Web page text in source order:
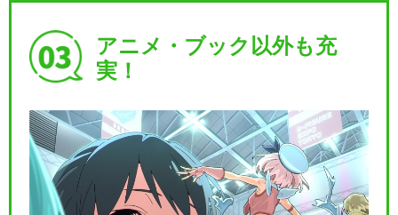
アニメ・ブック以外も充
実！